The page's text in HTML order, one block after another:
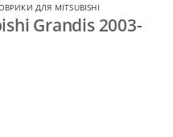
ДЛЯ MITSUBISHI
Grandis 2003-